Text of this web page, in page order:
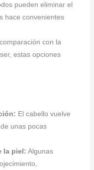
pueden eliminar el
hace convenientes
con la
estas opciones
El cabello vuelve
unas pocas
la piel: Algunas